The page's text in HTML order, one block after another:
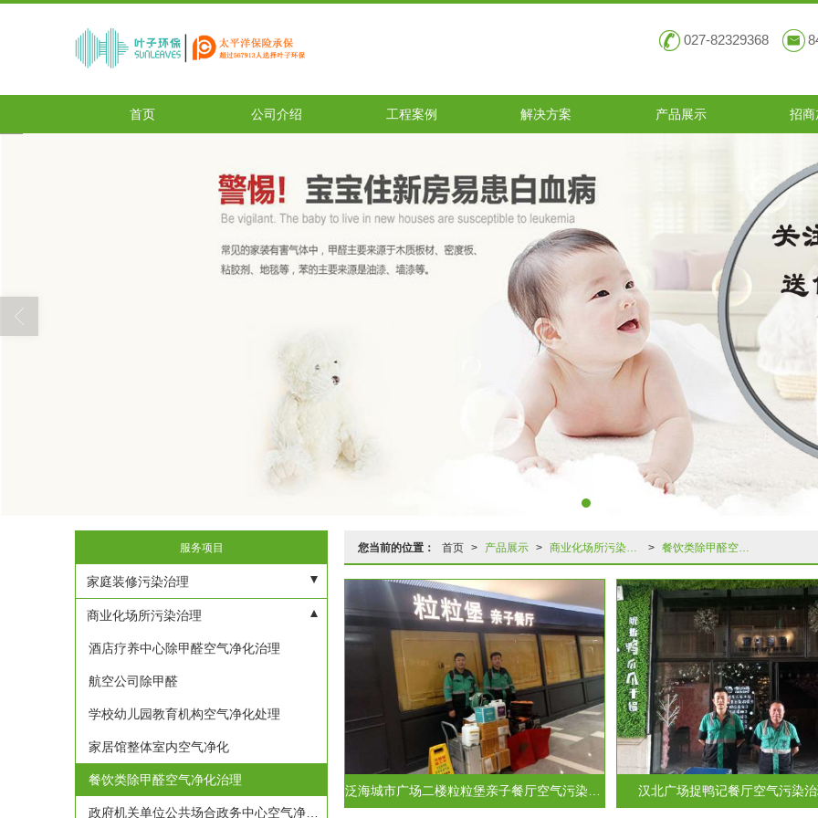
027-82329368
首页 公司介绍 工程案例 解决方案 产品展示 招
您当前的位置： 首页 > 产品展示 > 商业化场所污染治理 > 餐饮类除甲醛空气净化治理
汉北广场捉鸭记餐厅空气污染
服务项目
家庭装修污染治理
别墅除甲醛治理
家庭除甲醛异味
万科城花璟苑空气污染治理除甲醛
商业化场所污染治理
酒店疗养中心除甲醛空气净化治理
航空公司除甲醛
学校幼儿园教育机构空气净化处理
家居馆整体室内空气净化
餐饮类除甲醛空气净化治理